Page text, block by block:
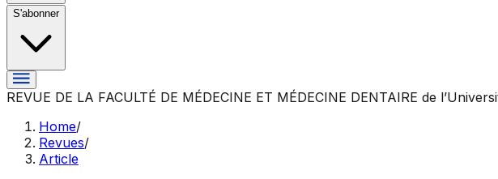
S'abonner
REVUE DE LA FACULTÉ DE MÉDECINE ET MÉDECINE DENTAIRE de
Home/
Revues/
Article